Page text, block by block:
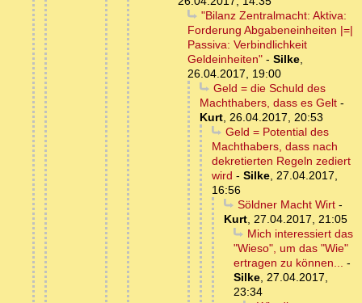
"Bilanz Zentralmacht: Aktiva:
Forderung Abgabeneinheiten |=|
Passiva: Verbindlichkeit
Geldeinheiten" - Silke,
26.04.2017, 19:00
Geld = die Schuld des
Machthabers, dass es Gelt -
Kurt, 26.04.2017, 20:53
Geld = Potential des
Machthabers, dass nach
dekretierten Regeln zediert
wird - Silke, 27.04.2017,
16:56
Söldner Macht Wirt-
Kurt, 27.04.2017, 21:05
Mich interessiert das
"Wieso", um das "Wie"
ertragen zu können... -
Silke, 27.04.2017,
23:34